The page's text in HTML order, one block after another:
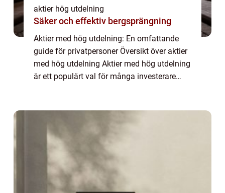
aktier hög utdelning
Säker och effektiv bergsprängning
Aktier med hög utdelning: En omfattande
guide för privatpersoner Översikt över aktier
med hög utdelning Aktier med hög utdelning
är ett populärt val för många investerare